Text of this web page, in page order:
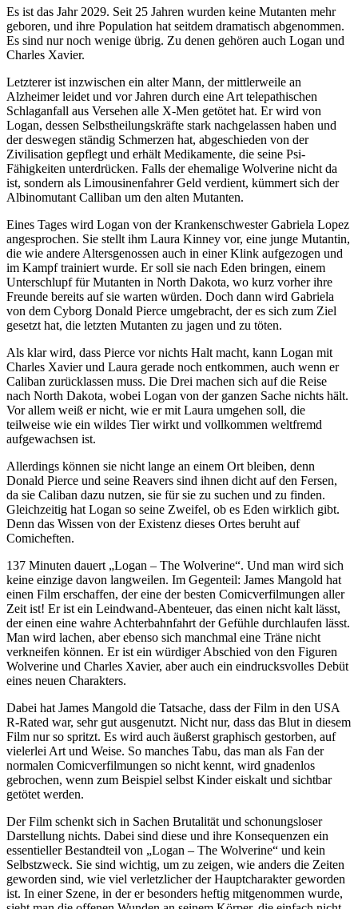
Es ist das Jahr 2029. Seit 25 Jahren wurden keine Mutanten mehr
geboren, und ihre Population hat seitdem dramatisch abgenommen.
Es sind nur noch wenige übrig. Zu denen gehören auch Logan und
Charles Xavier.
Letzterer ist inzwischen ein alter Mann, der mittlerweile an
Alzheimer leidet und vor Jahren durch eine Art telepathischen
Schlaganfall aus Versehen alle X-Men getötet hat. Er wird von
Logan, dessen Selbstheilungskräfte stark nachgelassen haben und
der deswegen ständig Schmerzen hat, abgeschieden von der
Zivilisation gepflegt und erhält Medikamente, die seine Psi-
Fähigkeiten unterdrücken. Falls der ehemalige Wolverine nicht da
ist, sondern als Limousinenfahrer Geld verdient, kümmert sich der
Albinomutant Calliban um den alten Mutanten.
Eines Tages wird Logan von der Krankenschwester Gabriela Lopez
angesprochen. Sie stellt ihm Laura Kinney vor, eine junge Mutantin,
die wie andere Altersgenossen auch in einer Klink aufgezogen und
im Kampf trainiert wurde. Er soll sie nach Eden bringen, einem
Unterschlupf für Mutanten in North Dakota, wo kurz vorher ihre
Freunde bereits auf sie warten würden. Doch dann wird Gabriela
von dem Cyborg Donald Pierce umgebracht, der es sich zum Ziel
gesetzt hat, die letzten Mutanten zu jagen und zu töten.
Als klar wird, dass Pierce vor nichts Halt macht, kann Logan mit
Charles Xavier und Laura gerade noch entkommen, auch wenn er
Caliban zurücklassen muss. Die Drei machen sich auf die Reise
nach North Dakota, wobei Logan von der ganzen Sache nichts hält.
Vor allem weiß er nicht, wie er mit Laura umgehen soll, die
teilweise wie ein wildes Tier wirkt und vollkommen weltfremd
aufgewachsen ist.
Allerdings können sie nicht lange an einem Ort bleiben, denn
Donald Pierce und seine Reavers sind ihnen dicht auf den Fersen,
da sie Caliban dazu nutzen, sie für sie zu suchen und zu finden.
Gleichzeitig hat Logan so seine Zweifel, ob es Eden wirklich gibt.
Denn das Wissen von der Existenz dieses Ortes beruht auf
Comicheften.
137 Minuten dauert „Logan – The Wolverine“. Und man wird sich
keine einzige davon langweilen. Im Gegenteil: James Mangold hat
einen Film erschaffen, der eine der besten Comicverfilmungen aller
Zeit ist! Er ist ein Leindwand-Abenteuer, das einen nicht kalt lässt,
der einen eine wahre Achterbahnfahrt der Gefühle durchlaufen lässt.
Man wird lachen, aber ebenso sich manchmal eine Träne nicht
verkneifen können. Er ist ein würdiger Abschied von den Figuren
Wolverine und Charles Xavier, aber auch ein eindrucksvolles Debüt
eines neuen Charakters.
Dabei hat James Mangold die Tatsache, dass der Film in den USA
R-Rated war, sehr gut ausgenutzt. Nicht nur, dass das Blut in diesem
Film nur so spritzt. Es wird auch äußerst graphisch gestorben, auf
vielerlei Art und Weise. So manches Tabu, das man als Fan der
normalen Comicverfilmungen so nicht kennt, wird gnadenlos
gebrochen, wenn zum Beispiel selbst Kinder eiskalt und sichtbar
getötet werden.
Der Film schenkt sich in Sachen Brutalität und schonungsloser
Darstellung nichts. Dabei sind diese und ihre Konsequenzen ein
essentieller Bestandteil von „Logan – The Wolverine“ und kein
Selbstzweck. Sie sind wichtig, um zu zeigen, wie anders die Zeiten
geworden sind, wie viel verletzlicher der Hauptcharakter geworden
ist. In einer Szene, in der er besonders heftig mitgenommen wurde,